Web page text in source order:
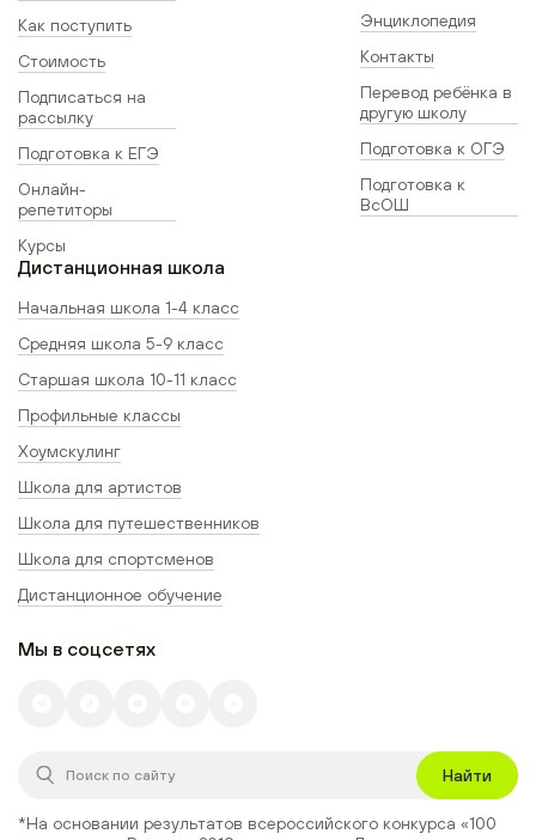
Как поступить
Стоимость
Подписаться на
рассылку
Подготовка к ЕГЭ
Онлайн-
репетиторы
Курсы
Энциклопедия
Контакты
Перевод ребёнка в
другую школу
Подготовка к ОГЭ
Подготовка к
ВсОШ
Дистанционная школа
Начальная школа 1-4 класс
Средняя школа 5-9 класс
Старшая школа 10-11 класс
Профильные классы
Хоумскулинг
Школа для артистов
Школа для путешественников
Школа для спортсменов
Дистанционное обучение
Мы в соцсетях
Найти
*На основании результатов всероссийского конкурса «100